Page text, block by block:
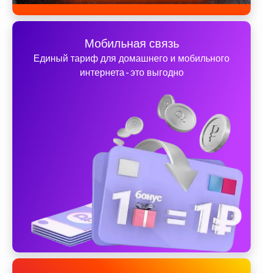
Мобильная связь
Единый тариф для домашнего и мобильного
интернета - это выгодно